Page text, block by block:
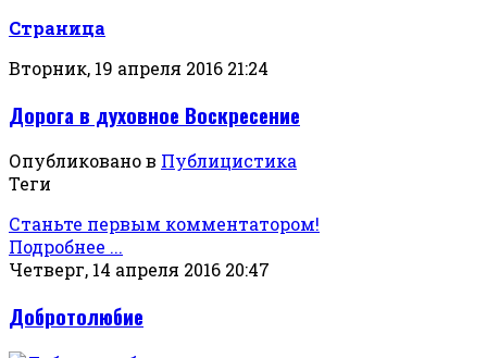
Страница
Вторник, 19 апреля 2016 21:24
Дорога в духовное Воскресение
Опубликовано в Публицистика
Теги
Станьте первым комментатором!
Подробнее ...
Четверг, 14 апреля 2016 20:47
Добротолюбие